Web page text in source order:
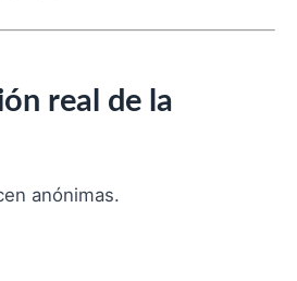
real de la
anónimas.